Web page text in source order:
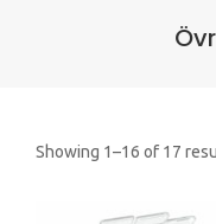
Showing 1–16 of 17